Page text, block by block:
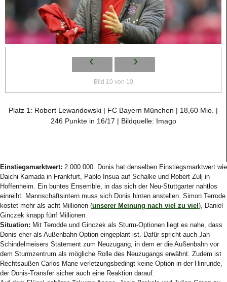
Bild 10 von 10
Platz 1: Robert Lewandowski | FC Bayern München | 18,60 Mio. |
246 Punkte in 16/17 | Bildquelle: Imago
Einstiegsmarktwert: 2.000.000. Donis hat denselben Einstiegsmarktwert wie
Daichi Kamada in Frankfurt, Pablo Insua auf Schalke und Robert Zulj in
Hoffenheim. Ein buntes Ensemble, in das sich der Neu-Stuttgarter nahtlos
einreiht. Mannschaftsintern muss sich Donis hinten anstellen. Simon Terrode
kostet mehr als acht Millionen (unserer Meinung nach viel zu viel), Daniel
Ginczek knapp fünf Millionen.
Situation: Mit Terodde und Ginczek als Sturm-Optionen liegt es nahe, dass
Donis eher als Außenbahn-Option eingeplant ist. Dafür spricht auch Jan
Schindelmeisers Statement zum Neuzugang, in dem er die Außenbahn vor
dem Sturmzentrum als mögliche Rolle des Neuzugangs erwähnt. Zudem ist
Rechtsaußen Carlos Mane verletzungsbedingt keine Option in der Hinrunde,
der Donis-Transfer sicher auch eine Reaktion darauf.